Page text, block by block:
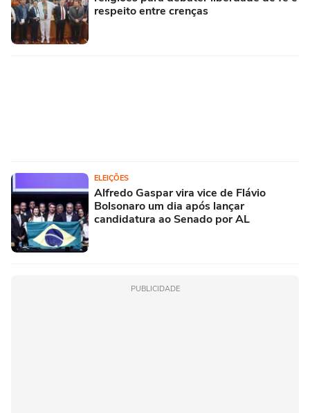
respeito entre crenças
ELEIÇÕES
Alfredo Gaspar vira vice de Flávio
Bolsonaro um dia após lançar
candidatura ao Senado por AL
PUBLICIDADE